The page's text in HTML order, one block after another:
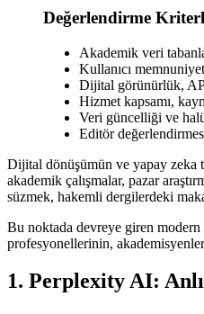
Değerlendirme
Akademik veri
Kullanıcı
Dijital görünürlük,
Hizmet kapsamı,
Veri güncelliği ve
Editör
Dijital dönüşümün ve yapay zeka
akademik çalışmalar, pazar
süzmek, hakemli dergilerdeki
Bu noktada devreye giren
profesyonellerinin,
1. Perplexity AI: